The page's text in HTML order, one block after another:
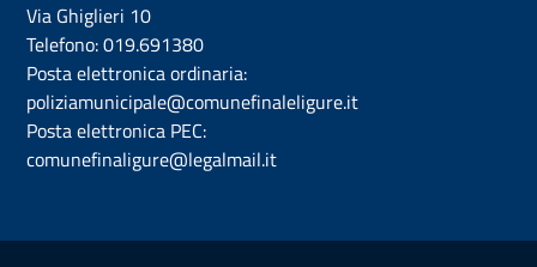
Via Ghiglieri 10
Telefono:019.691380
Posta elettronica ordinaria:
poliziamunicipale@comunefinaleligure.it
Posta elettronica PEC:
comunefinaligure@legalmail.it